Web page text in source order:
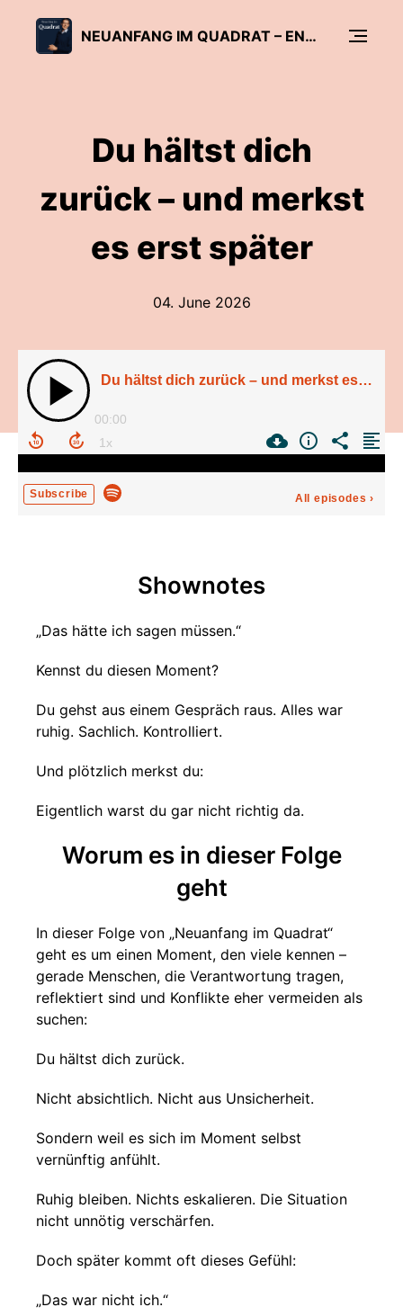
NEUANFANG IM QUADRAT – ENTSCHEIDUNGEN FÜR DEIN BERUFSLEBEN
Du hältst dich
zurück – und merkst
es erst später
04. June 2026
Du hältst dich zurück – und merkst es erst später
00:00
Subscribe All episodes ›
Shownotes
„Das hätte ich sagen müssen.“
Kennst du diesen Moment?
Du gehst aus einem Gespräch raus. Alles war
ruhig. Sachlich. Kontrolliert.
Und plötzlich merkst du:
Eigentlich warst du gar nicht richtig da.
Worum es in dieser Folge
geht
In dieser Folge von „Neuanfang im Quadrat“
geht es um einen Moment, den viele kennen –
gerade Menschen, die Verantwortung tragen,
reflektiert sind und Konflikte eher vermeiden als
suchen:
Du hältst dich zurück.
Nicht absichtlich. Nicht aus Unsicherheit.
Sondern weil es sich im Moment selbst
vernünftig anfühlt.
Ruhig bleiben. Nichts eskalieren. Die Situation
nicht unnötig verschärfen.
Doch später kommt oft dieses Gefühl:
„Das war nicht ich.“